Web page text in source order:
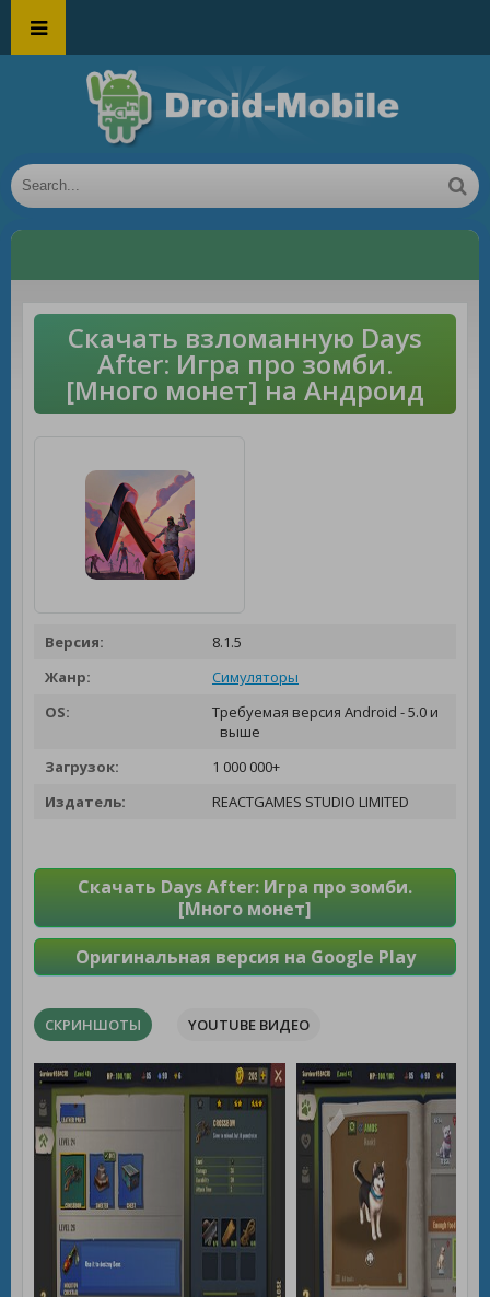
Скачать взломанную Days
After: Игра про зомби.
[Много монет] на Андроид
Версия:
8.1.5
Жанр:
Симуляторы
OS:
Требуемая версия Android - 5.0 и
выше
Загрузок:
1 000 000+
Издатель:
REACTGAMES STUDIO LIMITED
Скачать Days After: Игра про зомби.
[Много монет]
Оригинальная версия на Google Play
СКРИНШОТЫ YOUTUBE ВИДЕО